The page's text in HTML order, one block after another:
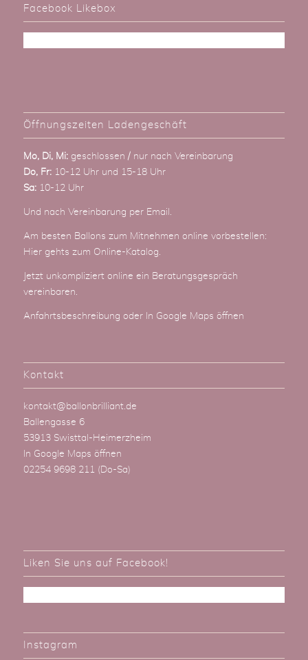
Facebook Likebox
Öffnungszeiten Ladengeschäft
Mo, Di, Mi:geschlossen / nur nach Vereinbarung
Do, Fr:10-12 Uhr und 15-18 Uhr
Sa:10-12 Uhr
Und nach Vereinbarung per Email .
Am besten Ballons zum Mitnehmen online vorbestellen:
Hier gehts zum Online-Katalog.
Jetzt unkompliziert online ein Beratungsgespräch
vereinbaren.
Anfahrtsbeschreibung oder In Google Maps öffnen
Kontakt
kontakt@ballonbrilliant.de
Ballengasse 6
53913 Swisttal-Heimerzheim
In Google Maps öffnen
02254 9698 211 (Do-Sa)
Liken Sie uns auf Facebook!
Instagram